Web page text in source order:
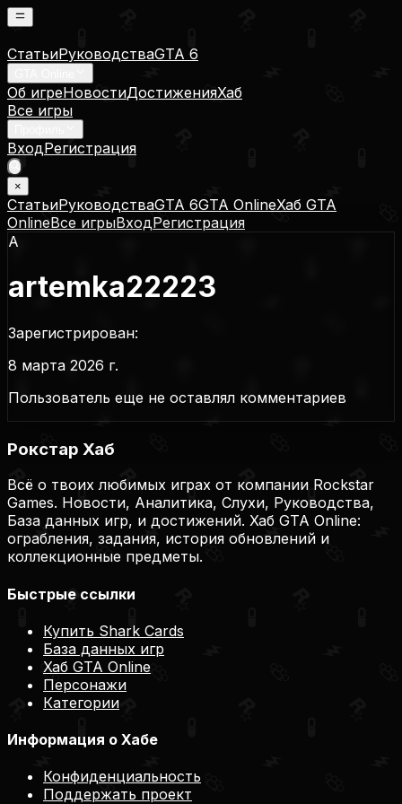
СтатьиРуководстваGTA 6
Об игреНовостиДостиженияХаб
Все игры
ВходРегистрация
×
СтатьиРуководстваGTA 6GTA OnlineХаб GTA
OnlineВсе игрыВходРегистрация
A
artemka22223
Зарегистрирован:
8 марта 2026 г.
Пользователь еще не оставлял комментариев
Рокстар Хаб
Всё о твоих любимых играх от компании Rockstar
Games. Новости, Аналитика, Слухи, Руководства,
База данных игр, и достижений. Хаб GTA Online:
ограбления, задания, история обновлений и
коллекционные предметы.
Быстрые ссылки
Купить Shark Cards
База данных игр
Хаб GTA Online
Персонажи
Категории
Информация о Хабе
Конфиденциальность
Поддержать проект